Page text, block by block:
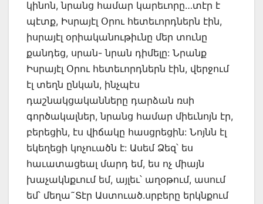
կինոն, նրանց համար կարեւորը…տէր է
պէտք, Իսրայէլ Օրու հետեւորդներն էին,
իսրայէլ օրիականութիւնը մեր տունը
քանդեց, սրան- նրան դիմելը: Նրանք
Իսրայէլ Օրու հետեւորդներն էին, վերջում
էլ տեղն ընկան, ինչպէս
դաշնակցականները դարձան ռսի
գործակալներ, նրանց համար միեւնոյն էր,
բերեցին, էս վիճակը հասցրեցին: Նոյնն էլ
եկեղեցի կոչուածն է: Ասեմ Ձեզ՝ ես
հաւատացեալ մարդ եմ, ես ոչ միայն
խաչակնքւում եմ, այլեւ՝ աղօթում, ասում
եմ՝ մեղա˜Տէր Աստուած.սրբերը երկնքում